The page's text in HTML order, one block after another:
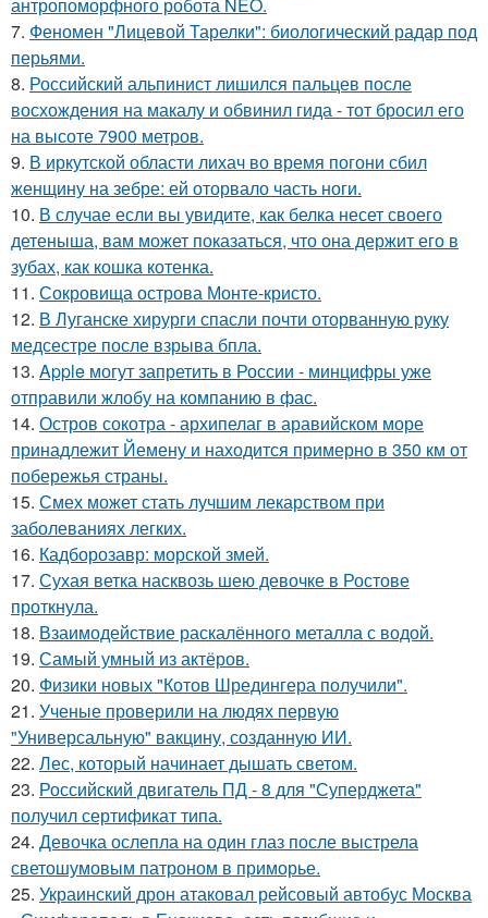
7. Феномен "Лицевой Тарелки": биологический радар под
перьями.
8. Российский альпинист лишился пальцев после
восхождения на макалу и обвинил гида - тот бросил его
на высоте 7900 метров.
9. В иркутской области лихач во время погони сбил
женщину на зебре: ей оторвало часть ноги.
10. В случае если вы увидите, как белка несет своего
детеныша, вам может показаться, что она держит его в
зубах, как кошка котенка.
11. Сокровища острова Монте-кристо.
12. В Луганске хирурги спасли почти оторванную руку
медсестре после взрыва бпла.
13. Apple могут запретить в России - минцифры уже
отправили жлобу на компанию в фас.
14. Остров сокотра - архипелаг в аравийском море
принадлежит Йемену и находится примерно в 350 км от
побережья страны.
15. Смех может стать лучшим лекарством при
заболеваниях легких.
16. Кадборозавр: морской змей.
17. Сухая ветка насквозь шею девочке в Ростове
проткнула.
18. Взаимодействие раскалённого металла с водой.
19. Самый умный из актёров.
20. Физики новых "Котов Шредингера получили".
21. Ученые проверили на людях первую
"Универсальную" вакцину, созданную ИИ.
22. Лес, который начинает дышать светом.
23. Российский двигатель ПД - 8 для "Суперджета"
получил сертификат типа.
24. Девочка ослепла на один глаз после выстрела
светошумовым патроном в приморье.
25. Украинский дрон атаковал рейсовый автобус Москва